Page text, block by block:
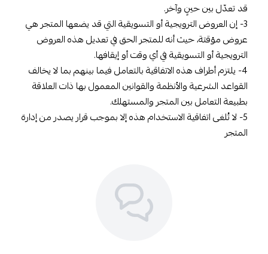
قد تعدّل بين حينٍ وآخر.
3- إن العروض الترويجية أو التسويقية التي قد يضعها المتجر هي
عروض مؤقتة، حيث أنه للمتجر الحق في تعديل هذه العروض
الترويجية أو التسويقية في أي وقت أو إيقافها.
4- يلتزم أطراف هذه الاتفاقية بالتعامل فيما بينهم بما لا يخالف
القواعد الشرعية والأنظمة والقوانين المعمول بها ذات العلاقة
بطبيعة التعامل بين المتجر والمستهلك.
5- لا تُلغى اتفاقية الاستخدام هذه إلا بموجب قرار يصدر من إدارة
المتجر